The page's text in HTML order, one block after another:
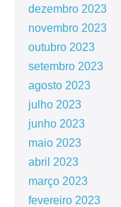
dezembro 2023
novembro 2023
outubro 2023
setembro 2023
agosto 2023
julho 2023
junho 2023
maio 2023
abril 2023
março 2023
fevereiro 2023